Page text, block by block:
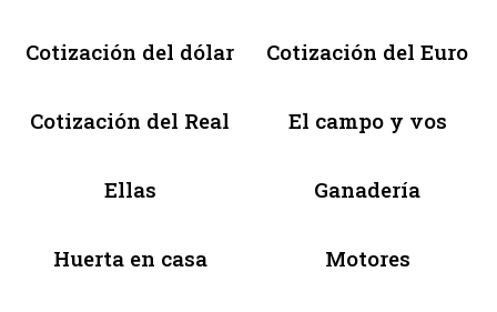
Cotización del dólar Cotización del Euro
Cotización del Real El campo y vos
Ellas Ganadería
Huerta en casa Motores